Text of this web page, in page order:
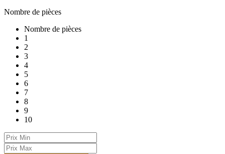
Nombre de pièces
Nombre de pièces
1
2
3
4
5
6
7
8
9
10